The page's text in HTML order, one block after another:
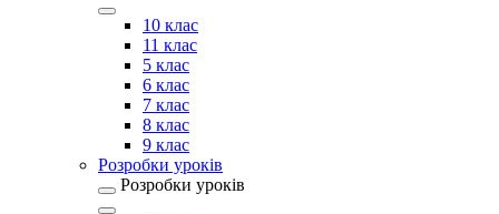
10 клас
11 клас
5 клас
6 клас
7 клас
8 клас
9 клас
Розробки уроків
Розробки уроків